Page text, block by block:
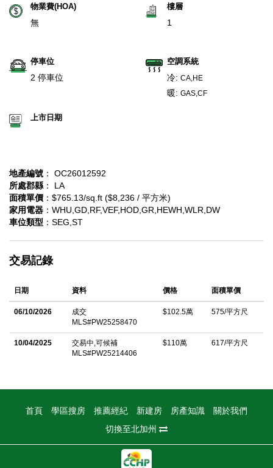
物業費(HOA)
無
樓層
1
停車位
2 停車位
空調系統
冷: CA,HE
暖: GAS,CF
上市日期
地產編號 ： OC26012592
所處郡縣 ： LA
面積單價 ：$765.13/sq.ft ($8,236 / 平方米)
家用電器 ：WHU,GD,RF,VEF,HOD,GR,HEWH,WLR,DW
車位類型 ：SEG,ST
交易記錄
日期 資料 價格 面積單價
06/10/2026
成交
MLS#PW25258470
$102.5萬 575/平方尺
10/04/2025
交易中,可候補
MLS#PW25214406
$110萬 617/平方尺
首頁 學區搜房 推薦經紀 新建房 房產知識
關於我們
切換至北加州